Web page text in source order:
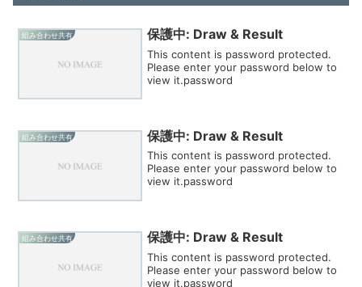
組み合わせ共有 保護中: Draw & Result
This content is password protected.
Please enter your password below to
view it.password
組み合わせ共有 保護中: Draw & Result
This content is password protected.
Please enter your password below to
view it.password
組み合わせ共有 保護中: Draw & Result
This content is password protected.
Please enter your password below to
view it.password